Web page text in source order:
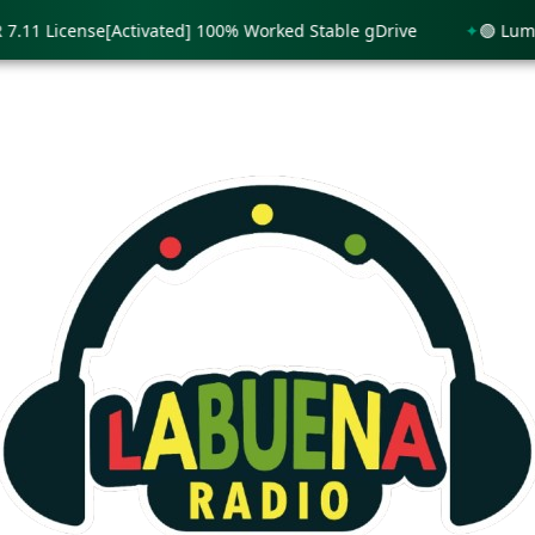
License[Activated] 100% Worked Stable gDrive 🟢 Lumion